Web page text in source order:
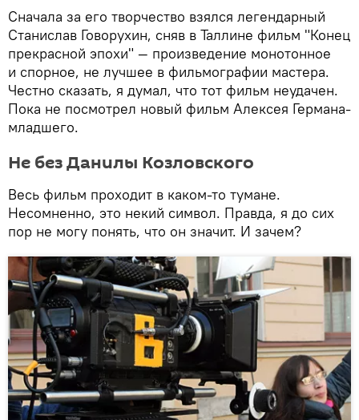
Сначала за его творчество взялся легендарный
Станислав Говорухин, сняв в Таллине фильм "Конец
прекрасной эпохи" — произведение монотонное
и спорное, не лучшее в фильмографии мастера.
Честно сказать, я думал, что тот фильм неудачен.
Пока не посмотрел новый фильм Алексея Германа-
младшего.
Не без Данилы Козловского
Весь фильм проходит в каком-то тумане.
Несомненно, это некий символ. Правда, я до сих
пор не могу понять, что он значит. И зачем?